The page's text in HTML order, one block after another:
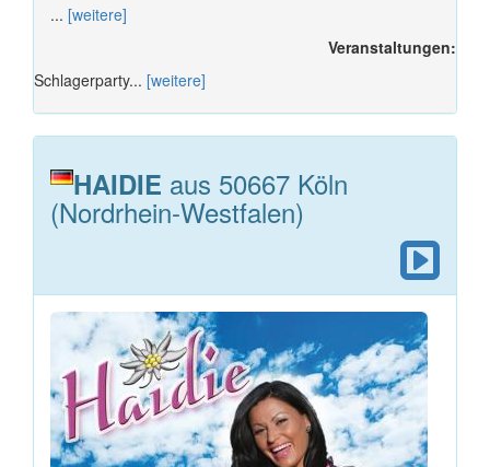
... [weitere]
Veranstaltungen:
Schlagerparty... [weitere]
HAIDIE aus 50667 Köln
(Nordrhein-Westfalen)